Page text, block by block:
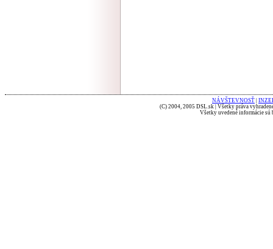
NÁVŠTEVNOSŤ
(C) 2004, 2005 DSL.sk | Všetky práva
Všetky uvedené informácie sú